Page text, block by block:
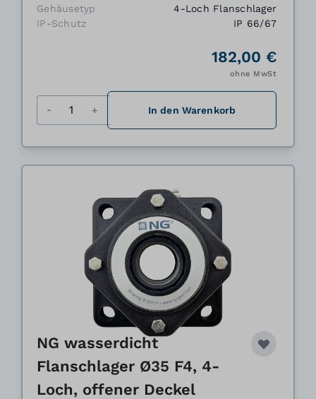
Gehäusetyp
4-Loch Flanschlager
IP-Schutz
IP 66/67
182,00 €
ohne MwSt
In den Warenkorb
NG wasserdicht
Flanschlager Ø35 F4, 4-
Loch, offener Deckel